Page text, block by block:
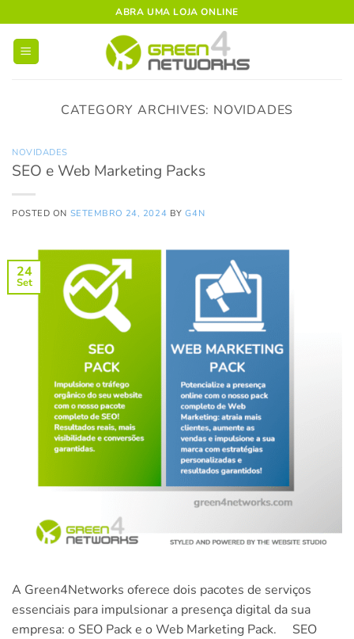
to
content
ABRA UMA LOJA ONLINE
CATEGORY ARCHIVES: NOVIDADES
NOVIDADES
SEO e Web Marketing Packs
POSTED ON SETEMBRO 24, 2024 BYG4N
24
Set
A Green4Networks oferece dois pacotes de serviços
essenciais para impulsionar a presença digital da sua
empresa: o SEO Pack e o Web Marketing Pack. SEO